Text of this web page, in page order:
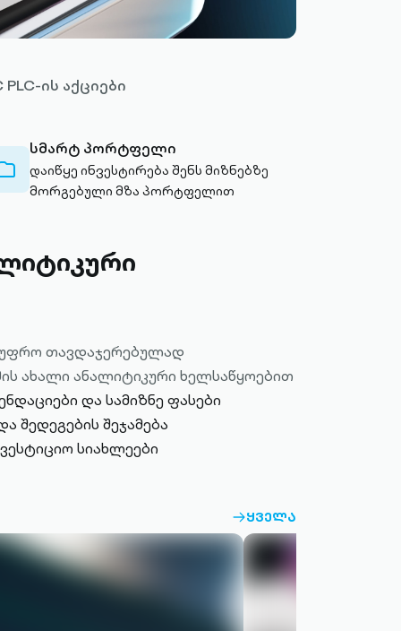
PLC-ის აქციები
სმარტ პორტფელი
დაიწყე ინვესტირება შენს მიზნებზე
მორგებული მზა პორტფელით
უფრო თავდაჯერებულად
ახალი ანალიტიკური ხელსაწყოებით
და სამიზნე ფასები
შედეგების შეჯამება
სიახლეები
ARROW-
RIGHT-
ᲧᲕᲔᲚᲐ